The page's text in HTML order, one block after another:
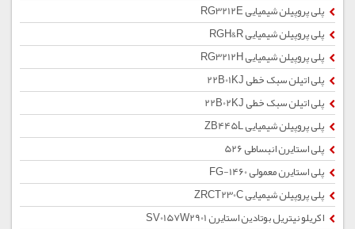
پلی پروپیلن شیمیایی RG3212E
پلی پروپیلن شیمیایی RGH&R
پلی پروپیلن شیمیایی RG3212H
پلی اتیلن سبک خطی 22B01KJ
پلی اتیلن سبک خطی 22B02KJ
پلی پروپیلن شیمیایی ZB445L
پلی استایرن انبساطی 526
پلی استایرن معمولی 1460-FG
پلی پروپیلن شیمیایی ZRCT230C
اکریلو نیتریل بوتادین استایرن SV0157W2901